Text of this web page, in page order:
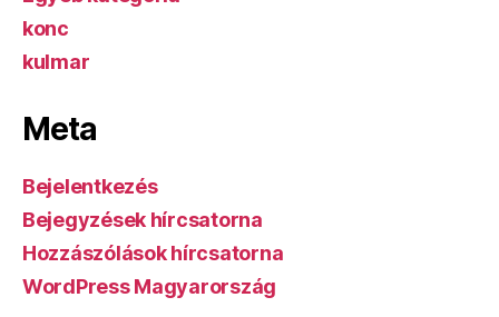
konc
kulmar
Meta
Bejelentkezés
Bejegyzések hírcsatorna
Hozzászólások hírcsatorna
WordPress Magyarország